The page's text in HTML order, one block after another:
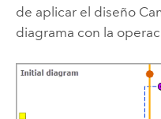
de aplicar el diseño
diagrama con la